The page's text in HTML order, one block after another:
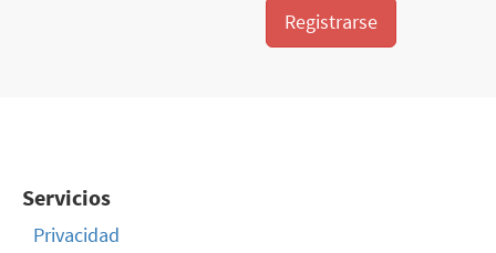
Registrarse
Servicios
Privacidad